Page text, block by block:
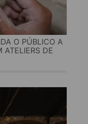
O PÚBLICO A
ATELIERS DE